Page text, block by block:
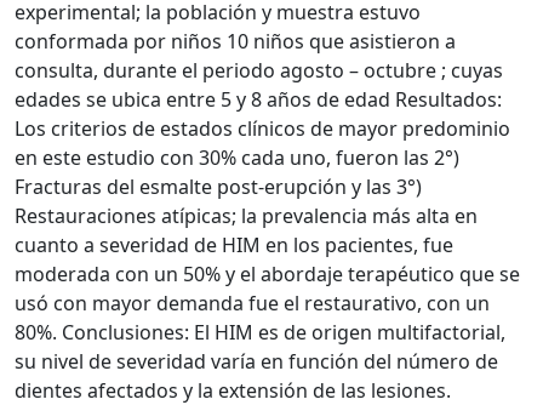
experimental; la población y muestra estuvo
conformada por niños 10 niños que asistieron a
consulta, durante el periodo agosto – octubre ; cuyas
edades se ubica entre 5 y 8 años de edad Resultados:
Los criterios de estados clínicos de mayor predominio
en este estudio con 30% cada uno, fueron las 2°)
Fracturas del esmalte post-erupción y las 3°)
Restauraciones atípicas; la prevalencia más alta en
cuanto a severidad de HIM en los pacientes, fue
moderada con un 50% y el abordaje terapéutico que se
usó con mayor demanda fue el restaurativo, con un
80%. Conclusiones: El HIM es de origen multifactorial,
su nivel de severidad varía en función del número de
dientes afectados y la extensión de las lesiones.